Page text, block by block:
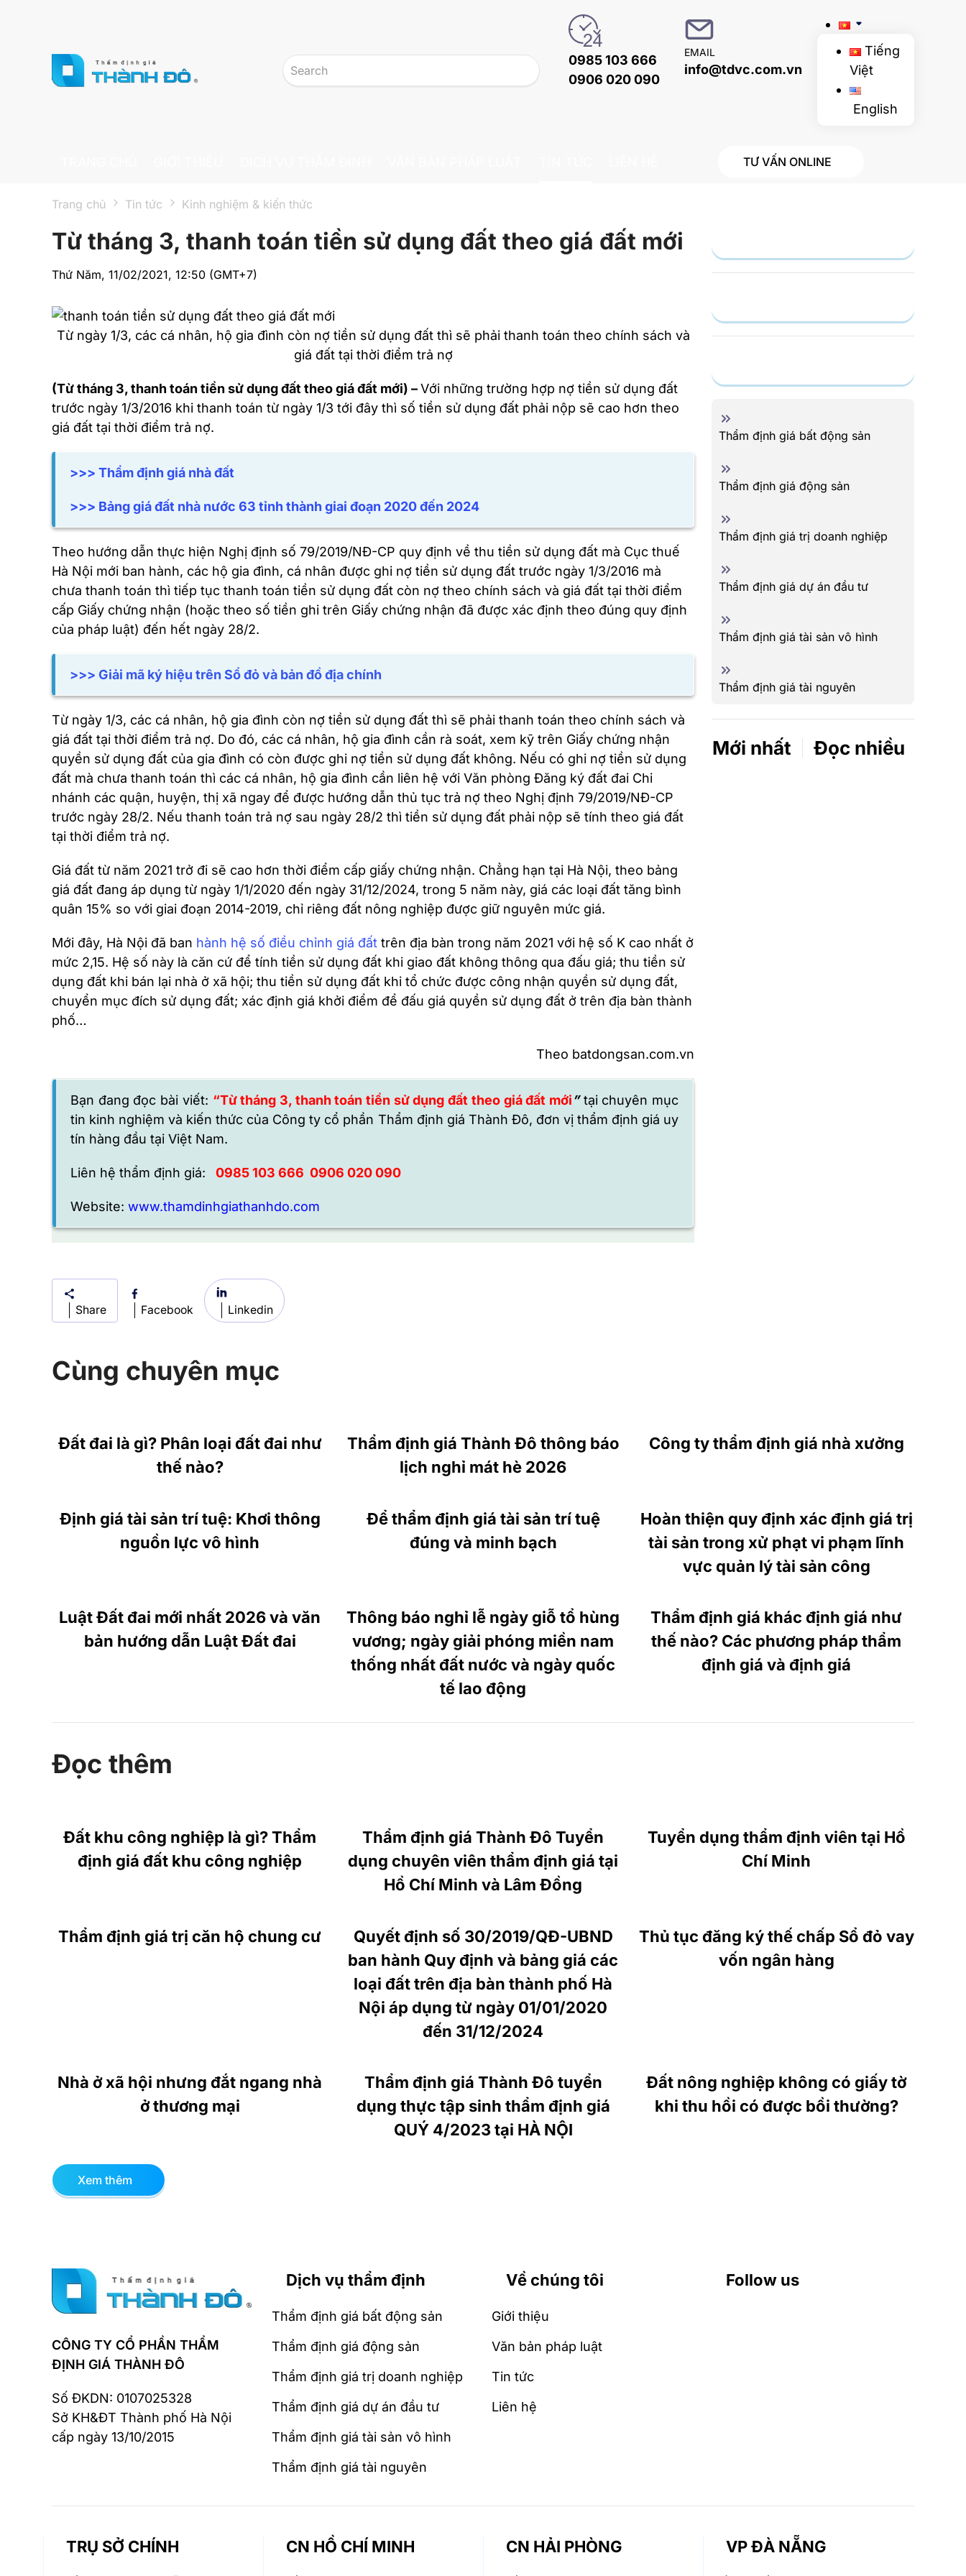
0985 103 666
0906 020 090
EMAIL
info@tdvc.com.vn
Tiếng
Việt
English
TƯ VẤN ONLINE
Trang chủ Tin tức Kinh nghiệm & kiến thức
Từ tháng 3, thanh toán tiền sử dụng đất theo giá đất mới
Thứ Năm, 11/02/2021, 12:50 (GMT+7)
Từ ngày 1/3, các cá nhân, hộ gia đình còn nợ tiền sử dụng đất thì sẽ phải thanh toán theo chính sách và
giá đất tại thời điểm trả nợ
(Từ tháng 3, thanh toán tiền sử dụng đất theo giá đất mới) –Với những trường hợp nợ tiền sử dụng đất
trước ngày 1/3/2016 khi thanh toán từ ngày 1/3 tới đây thì số tiền sử dụng đất phải nộp sẽ cao hơn theo
giá đất tại thời điểm trả nợ.
>>> Thẩm định giá nhà đất
>>> Bảng giá đất nhà nước 63 tỉnh thành giai đoạn 2020 đến 2024
Theo hướng dẫn thực hiện Nghị định số 79/2019/NĐ-CP quy định về thu tiền sử dụng đất mà Cục thuế
Hà Nội mới ban hành, các hộ gia đình, cá nhân được ghi nợ tiền sử dụng đất trước ngày 1/3/2016 mà
chưa thanh toán thì tiếp tục thanh toán tiền sử dụng đất còn nợ theo chính sách và giá đất tại thời điểm
cấp Giấy chứng nhận (hoặc theo số tiền ghi trên Giấy chứng nhận đã được xác định theo đúng quy định
của pháp luật) đến hết ngày 28/2.
>>> Giải mã ký hiệu trên Sổ đỏ và bản đồ địa chính
Từ ngày 1/3, các cá nhân, hộ gia đình còn nợ tiền sử dụng đất thì sẽ phải thanh toán theo chính sách và
giá đất tại thời điểm trả nợ. Do đó, các cá nhân, hộ gia đình cần rà soát, xem kỹ trên Giấy chứng nhận
quyền sử dụng đất của gia đình có còn được ghi nợ tiền sử dụng đất không. Nếu có ghi nợ tiền sử dụng
đất mà chưa thanh toán thì các cá nhân, hộ gia đình cần liên hệ với Văn phòng Đăng ký đất đai Chi
nhánh các quận, huyện, thị xã ngay để được hướng dẫn thủ tục trả nợ theo Nghị định 79/2019/NĐ-CP
trước ngày 28/2. Nếu thanh toán trả nợ sau ngày 28/2 thì tiền sử dụng đất phải nộp sẽ tính theo giá đất
tại thời điểm trả nợ.
Giá đất từ năm 2021 trở đi sẽ cao hơn thời điểm cấp giấy chứng nhận. Chẳng hạn tại Hà Nội, theo bảng
giá đất đang áp dụng từ ngày 1/1/2020 đến ngày 31/12/2024, trong 5 năm này, giá các loại đất tăng bình
quân 15% so với giai đoạn 2014-2019, chỉ riêng đất nông nghiệp được giữ nguyên mức giá.
Mới đây, Hà Nội đã ban hành hệ số điều chỉnh giá đất trên địa bàn trong năm 2021 với hệ số K cao nhất ở
mức 2,15. Hệ số này là căn cứ để tính tiền sử dụng đất khi giao đất không thông qua đấu giá; thu tiền sử
dụng đất khi bán lại nhà ở xã hội; thu tiền sử dụng đất khi tổ chức được công nhận quyền sử dụng đất,
chuyển mục đích sử dụng đất; xác định giá khởi điểm để đấu giá quyền sử dụng đất ở trên địa bàn thành
phố…
Theo batdongsan.com.vn
Bạn đang đọc bài viết: “Từ tháng 3, thanh toán tiền sử dụng đất theo giá đất mới” tại chuyên mục
tin kinh nghiệm và kiến thức của Công ty cổ phần Thẩm định giá Thành Đô, đơn vị thẩm định giá uy
tín hàng đầu tại Việt Nam.
Liên hệ thẩm định giá: 0985 103 666 0906 020 090
Website: www.thamdinhgiathanhdo.com
Share Facebook Linkedin
Thẩm định giá bất động sản
Thẩm định giá động sản
Thẩm định giá trị doanh nghiệp
Thẩm định giá dự án đầu tư
Thẩm định giá tài sản vô hình
Thẩm định giá tài nguyên
Mới nhất Đọc nhiều
Cùng chuyên mục
Đất đai là gì? Phân loại đất đai như
thế nào?
Thẩm định giá Thành Đô thông báo
lịch nghỉ mát hè 2026
Công ty thẩm định giá nhà xưởng
Định giá tài sản trí tuệ: Khơi thông
nguồn lực vô hình
Để thẩm định giá tài sản trí tuệ
đúng và minh bạch
Hoàn thiện quy định xác định giá trị
tài sản trong xử phạt vi phạm lĩnh
vực quản lý tài sản công
Luật Đất đai mới nhất 2026 và văn
bản hướng dẫn Luật Đất đai
Thông báo nghỉ lễ ngày giỗ tổ hùng
vương; ngày giải phóng miền nam
thống nhất đất nước và ngày quốc
tế lao động
Thẩm định giá khác định giá như
thế nào? Các phương pháp thẩm
định giá và định giá
Đọc thêm
Đất khu công nghiệp là gì? Thẩm
định giá đất khu công nghiệp
Thẩm định giá Thành Đô Tuyển
dụng chuyên viên thẩm định giá tại
Hồ Chí Minh và Lâm Đồng
Tuyển dụng thẩm định viên tại Hồ
Chí Minh
Thẩm định giá trị căn hộ chung cư
Quyết định số 30/2019/QĐ-UBND
ban hành Quy định và bảng giá các
loại đất trên địa bàn thành phố Hà
Nội áp dụng từ ngày 01/01/2020
đến 31/12/2024
Thủ tục đăng ký thế chấp Sổ đỏ vay
vốn ngân hàng
Nhà ở xã hội nhưng đắt ngang nhà
ở thương mại
Thẩm định giá Thành Đô tuyển
dụng thực tập sinh thẩm định giá
QUÝ 4/2023 tại HÀ NỘI
Đất nông nghiệp không có giấy tờ
khi thu hồi có được bồi thường?
Xem thêm
CÔNG TY CỔ PHẦN THẨM
ĐỊNH GIÁ THÀNH ĐÔ
Số ĐKDN: 0107025328
Sở KH&ĐT Thành phố Hà Nội
cấp ngày 13/10/2015
Dịch vụ thẩm định
Thẩm định giá bất động sản
Thẩm định giá động sản
Thẩm định giá trị doanh nghiệp
Thẩm định giá dự án đầu tư
Thẩm định giá tài sản vô hình
Thẩm định giá tài nguyên
Về chúng tôi
Giới thiệu
Văn bản pháp luật
Tin tức
Liên hệ
Follow us
TRỤ SỞ CHÍNH CN HỒ CHÍ MINH CN HẢI PHÒNG VP ĐÀ NẴNG